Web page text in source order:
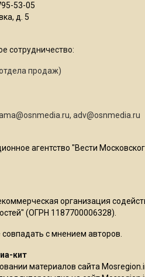
53-05
д. 5
сотрудничество:
продаж)
, adv@osnmedia.ru
агентство "Вести
организация
(ОГРН 1187700006328).
с мнением авторов.
кит
материалов сайта